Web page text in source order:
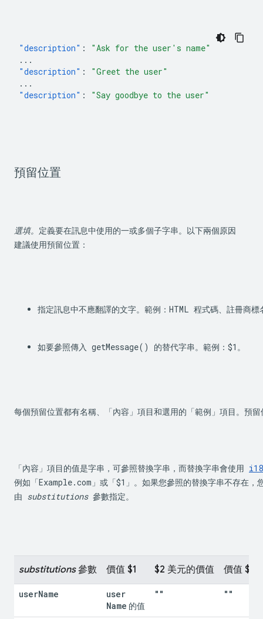
"description" :
"Ask for the user's name"
...
"description" :
"Greet the user"
...
"description" : "Say goodbye to the user"
預留位置
選填。 定義要在訊息中使用的一或多個子字串。以下兩個原因
建議使用預留位置：
指定訊息中不應翻譯的文字。範例：HTML 程式碼、註冊商標
如要參照傳入 getMessage() 的替代字串。範例： $1 。
每個預留位置都有名稱、「內容」項目和選用的「範例」項目。預
「內容」項目的值是字串，可參照替換字串，而替換字串會使用
例如「Example.com」或「$1」。如果您參照的替換字串不存在
由 substitutions 參數指定。
substitutions 參數 價值 $1 $2 美元的價值 價值 $3
userName
user
Name 的值
"" ""